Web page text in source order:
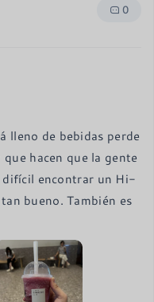
0
lleno de bebidas perde
que hacen que la gente
difícil encontrar un Hi-
bueno. También es